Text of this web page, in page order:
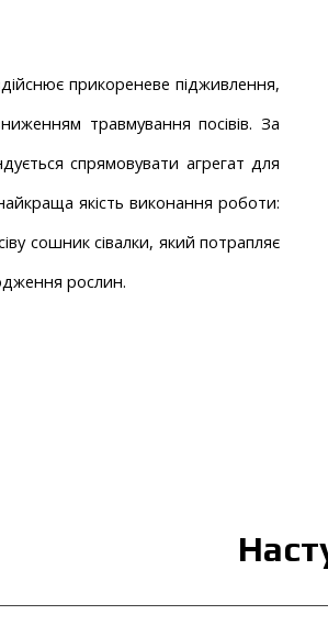
прикореневе підживлення,
травмування посівів. За
спрямовувати агрегат для
якість виконання роботи:
сошник сівалки, який потрапляє
рослин.